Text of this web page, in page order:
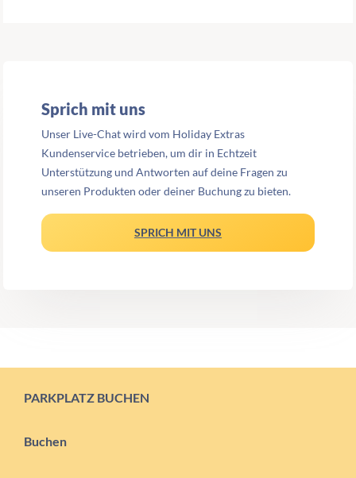
Sprich mit uns
Unser Live-Chat wird vom Holiday Extras
Kundenservice betrieben, um dir in Echtzeit
Unterstützung und Antworten auf deine Fragen zu
unseren Produkten oder deiner Buchung zu bieten.
SPRICH MIT UNS
PARKPLATZ BUCHEN
Buchen